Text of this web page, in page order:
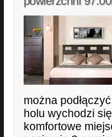
można
holu wychodzi
komfortowe